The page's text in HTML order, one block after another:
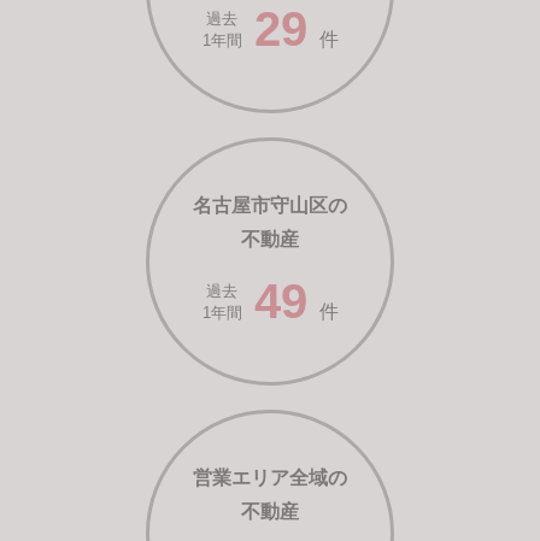
過去
1年間
29 件
名古屋市守山区の
不動産
過去
1年間
49 件
営業エリア全域の
不動産